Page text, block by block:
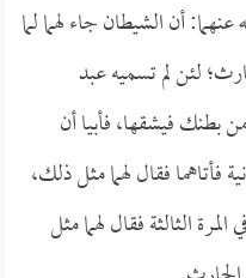
أن الشيطان جاء لهما لما
لئن لم تسميه عبد
فيشقها، فأبيا أن
فأتاهما فقال لهما مثل ذلك،
الثالثة فقال لهما مثل